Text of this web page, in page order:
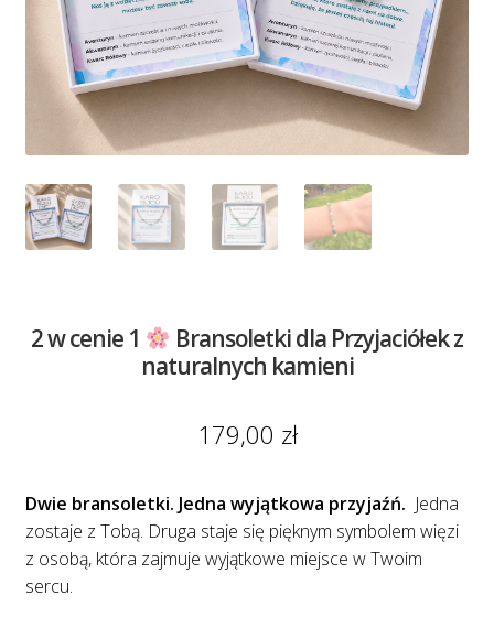
2 w cenie 1
Bransoletki dla Przyjaciółek z
naturalnych kamieni
179,00 zł
Dwie bransoletki. Jedna wyjątkowa przyjaźń. Jedna
zostaje z Tobą. Druga staje się pięknym symbolem więzi
z osobą, która zajmuje wyjątkowe miejsce w Twoim
sercu.